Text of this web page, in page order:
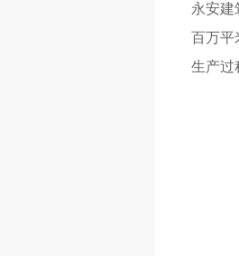
永安建
百万平
生产过